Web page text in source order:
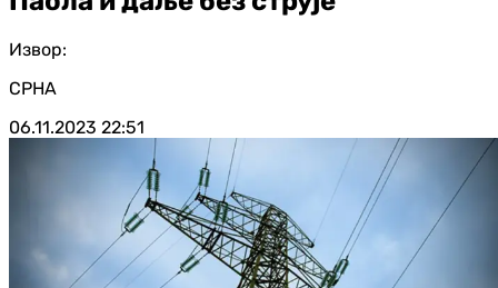
Извор:
СРНА
06.11.2023 22:51